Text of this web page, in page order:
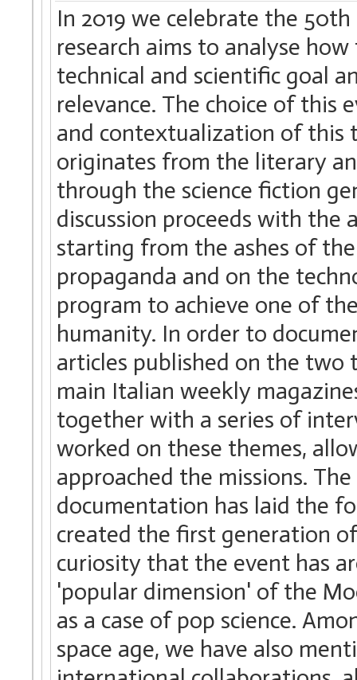
In 2019 we celebrate the
research aims to analyse
technical and scientific goal
relevance. The choice of this
and contextualization of this
originates from the literary
through the science fiction
discussion proceeds with
starting from the ashes of
propaganda and on the
program to achieve one of
humanity. In order to
articles published on the
main Italian weekly
together with a series of
worked on these themes,
approached the missions.
documentation has laid the
created the first generation
curiosity that the event has
'popular dimension' of the
as a case of pop science.
space age, we have also